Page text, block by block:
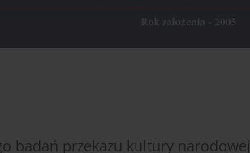
badań przekazu kultury narodowej